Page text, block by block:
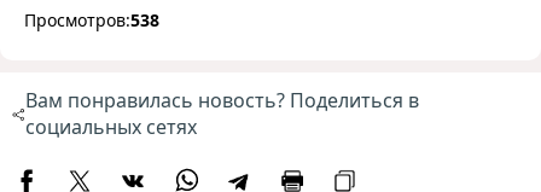
Просмотров:538
Вам понравилась новость? Поделиться в
социальных сетях